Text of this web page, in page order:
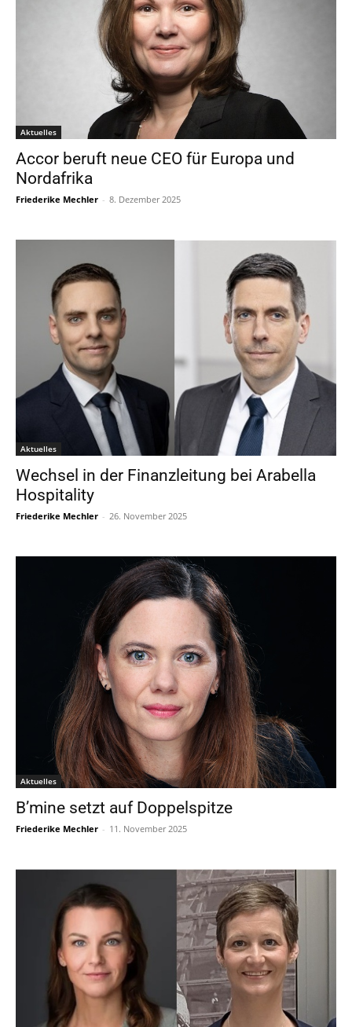
Aktuelles
Accor beruft neue CEO für Europa und
Nordafrika
Friederike Mechler - 8. Dezember 2025
Aktuelles
Wechsel in der Finanzleitung bei Arabella
Hospitality
Friederike Mechler - 26. November 2025
Aktuelles
B’mine setzt auf Doppelspitze
Friederike Mechler - 11. November 2025